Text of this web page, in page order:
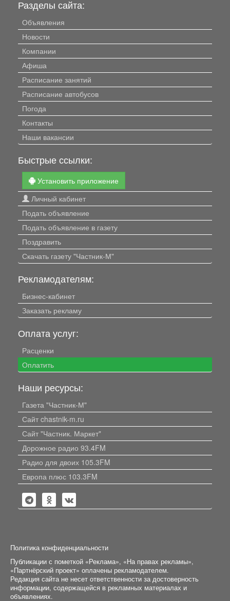
Разделы сайта:
Объявления
Новости
Компании
Афиша
Расписание занятий
Расписание автобусов
Погода
Контакты
Наши вакансии
Быстрые ссылки:
Установить приложение
Личный кабинет
Подать объявление
Подать объявление в газету
Поздравить
Скачать газету "Частник-М"
Рекламодателям:
Бизнес-кабинет
Заказать рекламу
Оплата услуг:
Расценки
Оплатить
Наши ресурсы:
Газета "Частник-М"
Сайт chastnik-m.ru
Сайт "Частник. Маркет"
Дорожное радио 93.4FM
Радио для двоих 105.3FM
Европа плюс 103.3FM
Политика конфиденциальности
Публикации с пометкой «Реклама», «На правах рекламы»,
«Партнёрский проект» оплачены рекламодателем.
Редакция сайта не несет ответственности за достоверность
информации, содержащейся в рекламных материалах и
объявлениях.